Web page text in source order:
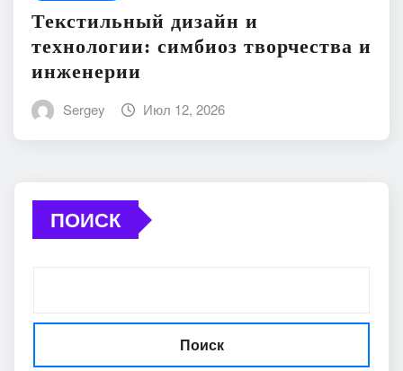
Текстильный дизайн и
технологии: симбиоз творчества и
инженерии
Sergey Июл 12, 2026
ПОИСК
Поиск